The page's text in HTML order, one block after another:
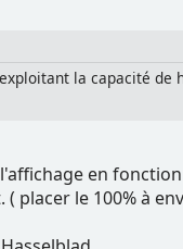
la capacité de
en
placer le 100% à